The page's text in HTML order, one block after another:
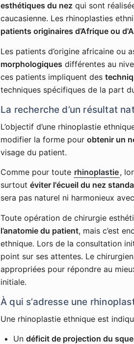
esthétiques du nez qui sont
caucasienne. Les rhinoplasties
patients originaires d’Afrique ou
Les patients d’origine africaine ou
morphologiques différentes au
ces patients impliquent des
techniques spécifiques de la part
La recherche d’un résultat
L’objectif d’une rhinoplastie
modifier la forme pour obtenir un
visage du patient.
Comme pour toute rhinoplastie,
surtout éviter l'écueil du nez
sera pas naturel ni harmonieux
Toute opération de chirurgie
l’anatomie du patient, mais c’est
ethnique. Lors de la consultation
point sur ses attentes. Le
appropriées pour répondre au
initiale.
À qui s’adresse une
Une rhinoplastie ethnique est
Un déficit de projection du